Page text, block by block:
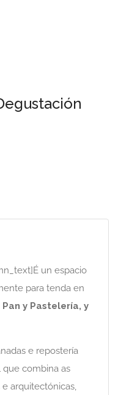
un espacio
para tenda en
y Pastelería, y
e repostería
que combina as
arquitectónicas,